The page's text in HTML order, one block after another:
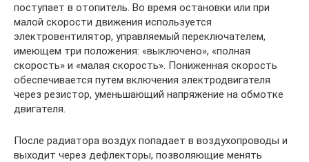
поступает в отопитель. Во время остановки или при
малой скорости движения используется
электровентилятор, управляемый переключателем,
имеющем три положения: «выключено», «полная
скорость» и «малая скорость». Пониженная скорость
обеспечивается путем включения электродвигателя
через резистор, уменьшающий напряжение на обмотке
двигателя.
После радиатора воздух попадает в воздухопроводы и
выходит через дефлекторы, позволяющие менять